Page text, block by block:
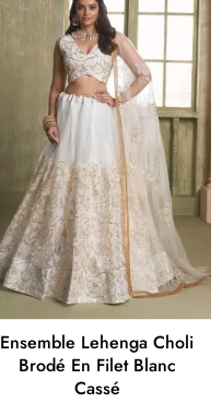
Ensemble Lehenga Choli
Brodé En Filet Blanc
Cassé